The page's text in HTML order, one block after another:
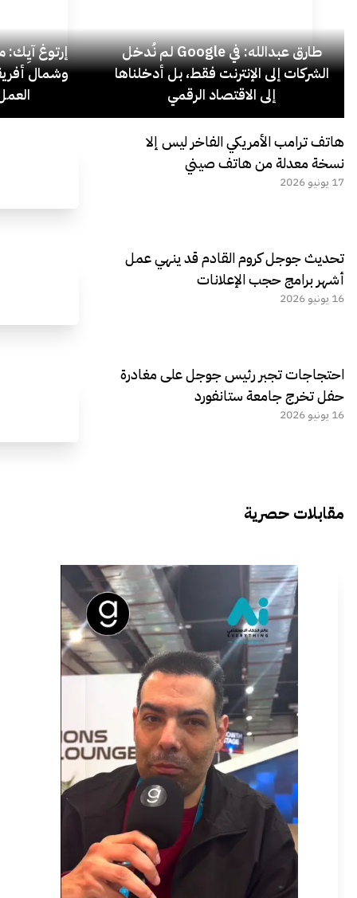
طارق عبدالله: في Google لم نُدخل
الشركات إلى الإنترنت فقط، بل أدخلناها
إلى الاقتصاد الرقمي
إرتوغ آيِك:
وشمال
هاتف ترامب الأمريكي الفاخر ليس إلا
نسخة معدلة من هاتف صيني
17 يونيو 2026
تحديث جوجل كروم القادم قد ينهي عمل
أشهر برامج حجب الإعلانات
16 يونيو 2026
احتجاجات تجبر رئيس جوجل على مغادرة
حفل تخرج جامعة ستانفورد
16 يونيو 2026
مقابلات حصرية